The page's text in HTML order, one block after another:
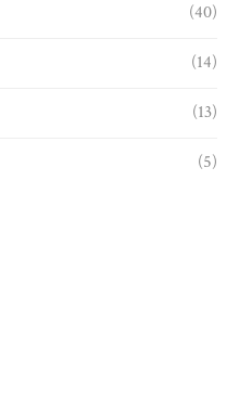
(40)
(14)
(13)
(5)